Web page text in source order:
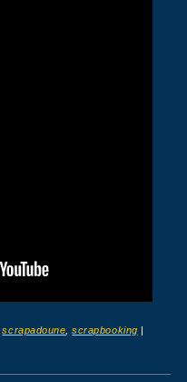
,scrapadoune ,scrapbooking |